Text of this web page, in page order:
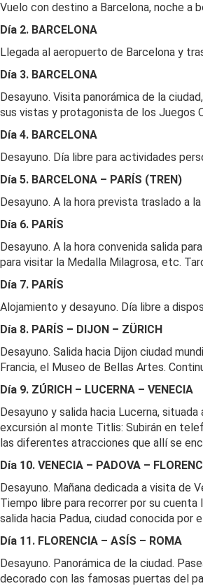
Vuelo con destino a Barcelona, noche a
Día 2. BARCELONA
Llegada al aeropuerto de Barcelona y
Día 3. BARCELONA
Desayuno. Visita panorámica de la
sus vistas y protagonista de los Juegos
Día 4. BARCELONA
Desayuno. Día libre para actividades
Día 5. BARCELONA – PARÍS (TREN)
Desayuno. A la hora prevista traslado a
Día 6. PARÍS
Desayuno. A la hora convenida salida
para visitar la Medalla Milagrosa, etc.
Día 7. PARÍS
Alojamiento y desayuno. Día libre a
Día 8. PARÍS – DIJON – ZÜRICH
Desayuno. Salida hacia Dijon ciudad
Francia, el Museo de Bellas Artes.
Día 9. ZÚRICH – LUCERNA – VENECIA
Desayuno y salida hacia Lucerna,
excursión al monte Titlis: Subirán en
las diferentes atracciones que allí se
Día 10. VENECIA – PADOVA –
Desayuno. Mañana dedicada a visita de
Tiempo libre para recorrer por su
salida hacia Padua, ciudad conocida por
Día 11. FLORENCIA – ASÍS – ROMA
Desayuno. Panorámica de la ciudad.
decorado con las famosas puertas del